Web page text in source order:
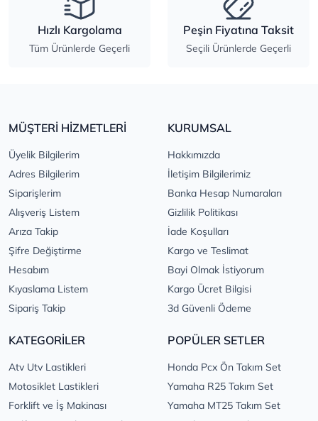
Hızlı Kargolama
Tüm Ürünlerde Geçerli
Peşin Fiyatına Taksit
Seçili Ürünlerde Geçerli
MÜŞTERİ HİZMETLERİ
Üyelik Bilgilerim
Adres Bilgilerim
Siparişlerim
Alışveriş Listem
Arıza Takip
Şifre Değiştirme
Hesabım
Kıyaslama Listem
Sipariş Takip
KURUMSAL
Hakkımızda
İletişim Bilgilerimiz
Banka Hesap Numaraları
Gizlilik Politikası
İade Koşulları
Kargo ve Teslimat
Bayi Olmak İstiyorum
Kargo Ücret Bilgisi
3d Güvenli Ödeme
KATEGORİLER
Atv Utv Lastikleri
Motosiklet Lastikleri
Forklift ve İş Makinası
POPÜLER SETLER
Honda Pcx Ön Takım Set
Yamaha R25 Takım Set
Yamaha MT25 Takım Set